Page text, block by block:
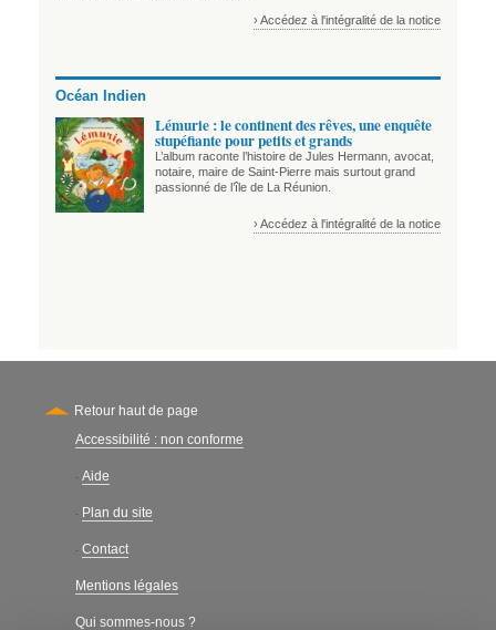
› Accédez à l'intégralité de la notice
Océan Indien
Lémurie : le continent des rêves, une enquête
stupéfiante pour petits et grands
L’album raconte l’histoire de Jules Hermann, avocat,
notaire, maire de Saint-Pierre mais surtout grand
passionné de l’île de La Réunion.
› Accédez à l'intégralité de la notice
Retour haut de page
Secondary
Accessibilité : non conforme
- Aide
- Plan du site
- Contact
Mentions légales
Qui sommes-nous ?